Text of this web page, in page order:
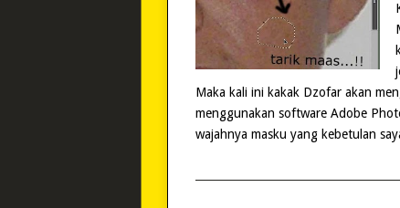
Maka kali ini kakak Dzofar akan
menggunakan software Adobe
wajahnya masku yang kebetulan